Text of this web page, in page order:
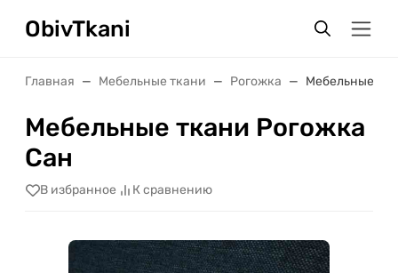
ObivTkani
Главная Мебельные ткани Рогожка Мебельные
Мебельные ткани Рогожка
Сан
В избранное К сравнению